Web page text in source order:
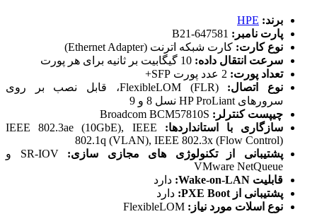
برند: HPE
پارت نامبر: 647581-B21
نوع کارت: کارت شبکه اترنت (Ethernet Adapter)
سرعت انتقال داده:
تعداد پورت:
نوع اتصال:
FlexibleLOM (FLR)، قابل نصب بر روی
سرورهای HP ProLiant نسل 8 و 9
چیپست کنترلر:
سازگاری با استانداردها:
IEEE 802.3ae (10GbE), IEEE
802.1q (VLAN), IEEE 802.3x (Flow Control)
پشتیبانی از تکنولوژی های مجازی سازی:
SR-IOV و
VMware NetQueue
قابلیت Wake-on-LAN:
دارد
پشتیبانی از PXE Boot:
دارد
نوع اسلات مورد نیاز: